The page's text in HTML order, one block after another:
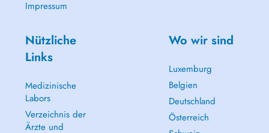
Impressum
Nützliche
Links
Medizinische
Labors
Verzeichnis der
Ärzte und
Wo wir sind
Luxemburg
Belgien
Deutschland
Österreich